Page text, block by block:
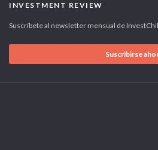
INVESTMENT REVIEW
Suscríbete al newsletter mensual de
Suscribirse